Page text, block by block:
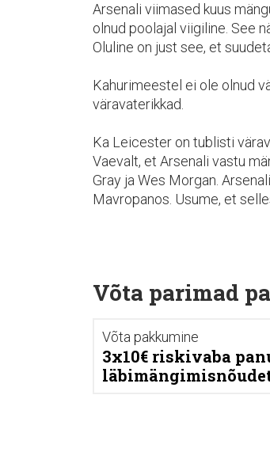
Arsenali viimased kuus
olnud poolajal viigiline. See
Oluline on just see, et
Kahurimeestel ei ole olnud
väravaterikkad.
Ka Leicester on tublisti
Vaevalt, et Arsenali vastu
Gray ja Wes Morgan.
Mavropanos. Usume, et
Võta parimad
Võta pakkumine
3x10€ riskivaba